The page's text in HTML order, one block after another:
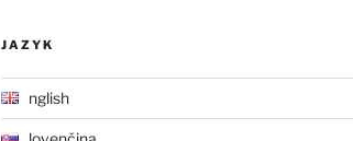
JAZYK
English